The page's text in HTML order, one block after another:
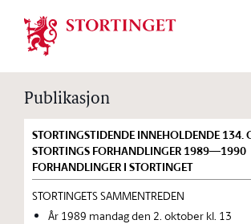
Stortinget.no
Publikasjon
STORTINGSTIDENDE INNEHOLDENDE 134.
STORTINGS FORHANDLINGER 1989—1990
FORHANDLINGER I STORTINGET
STORTINGETS SAMMENTREDEN
År 1989 mandag den 2. oktober kl. 13